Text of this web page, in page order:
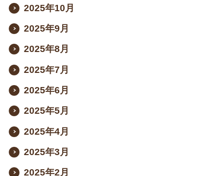
2025年10月
2025年9月
2025年8月
2025年7月
2025年6月
2025年5月
2025年4月
2025年3月
2025年2月